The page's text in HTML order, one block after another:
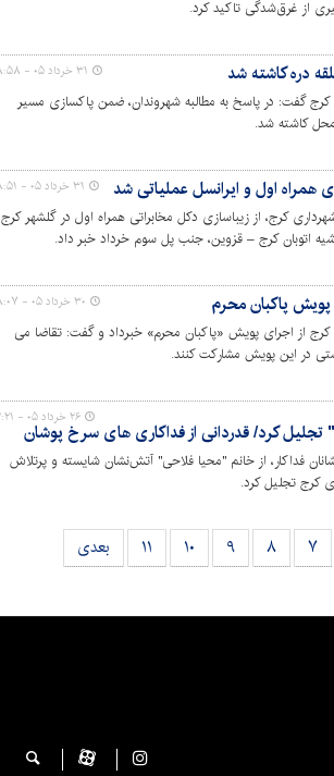
از غرق‌شدگی تاکید کرد.
کرج گفت: در پاسخ به مطالبه شهروندان، ضمن پاکسازی مسیر
۳۱ خرداد ۰۵ - ۰۸:۵۸
همراه اول و ایرانسل عملیاتی شد
کرج، از زیباسازی دکل‌ مخابراتی همراه اول در گلشهر کرج
اتوبان کرج – قزوین، جنب پل سوم خرداد خبر داد.
۳۱ خرداد ۰۵ - ۰۸:۵۱
پاکبان محرم
کرج از اجرای پویش «پاکبان محرم» خبرداد و گفت: تقاضا می
در این پویش مشارکت کنند.
۳۰ خرداد ۰۵ - ۰۸:۰۷
کرد/ قدردانی از فداکاری‌ های سرخ پوشان
فداکار، از خانم "محیا فلاحی" آتش‌نشان شایسته و پرتلاش
کرج تجلیل کرد.
۲۶ خرداد ۰۵ - ۱۲:۲۱
۷ ۸ ۹ ۱۰ ۱۱ بعدی